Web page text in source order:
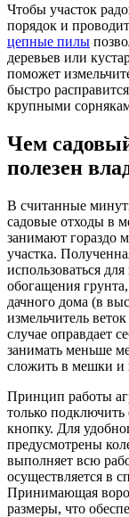
Чтобы участок
порядок и
цепные пилы
деревьев или
поможет
быстро
крупными
Чем
полезен
В считанные
садовые отходы в
занимают гораздо
участка.
использоваться
обогащения
дачного дома (в
измельчитель
случае оправдает
занимать меньше
сложить в мешки и
Принцип работы
только
кнопку. Для
предусмотрены
выполняет всю
осуществляется в
Принимающая
размеры, что